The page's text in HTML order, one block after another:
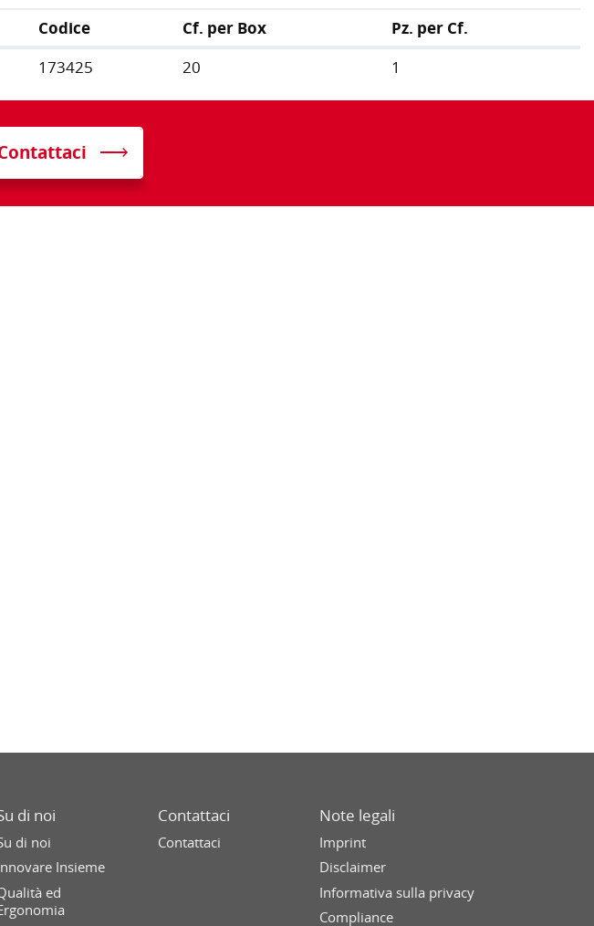
Codice Cf. per Box
Pz. per Cf.
173425 20 1
di noi
di noi
Insieme
ed
Contattaci
Contattaci
Note legali
Imprint
Disclaimer
Informativa sulla privacy
Compliance